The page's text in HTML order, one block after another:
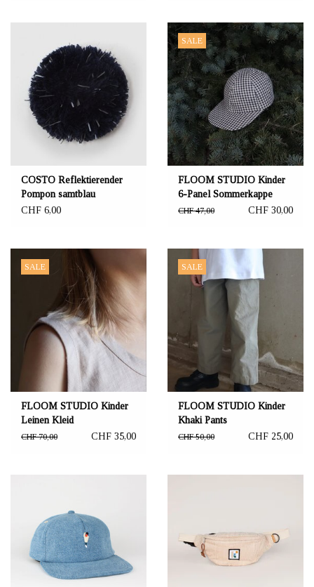
COSTO Reflektierender
Pompon samtblau
CHF 6,00
SALE
FLOOM STUDIO Kinder
6-Panel Sommerkappe
braun/graufarben -
CHF 47,00 CHF 30,00
SALE
FLOOM STUDIO Kinder
Leinen Kleid
CHF 70,00 CHF 35,00
SALE
FLOOM STUDIO Kinder
Khaki Pants
CHF 50,00 CHF 25,00